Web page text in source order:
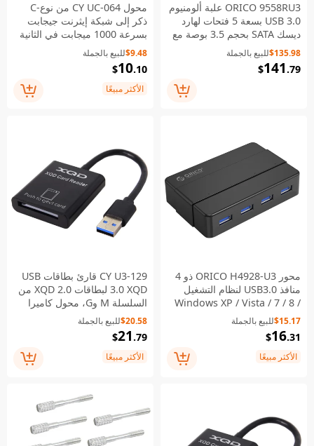
ORICO 9558RU3 علبة ألومنيوم
USB 3.0 بسعة 5 فتحات لهارد
ديسك SATA بحجم 3.5 بوصة مع
وظيفة RAID - قابس أوروبي
$135.98للبيع بالجملة
$141 .79
محول CY UC-064 من نوع-C
ذكر إلى شبكة إيثرنت جيجابت
بسرعة 1000 ميجابت في الثانية
للحاسوب المحمول - أسود
$9.48للبيع بالجملة
$10.10
الأكثر مبيعًا
محور ORICO H4928-U3 ذو 4
منافذ USB3.0 لنظام التشغيل
Windows XP / Vista / 7 / 8 /
قابس الاتحاد الأوروبي
$15.17للبيع بالجملة
$16.31
الأكثر مبيعًا
CY U3-129 قارئ بطاقات USB
3.0 XQD لبطاقات XQD 2.0 من
السلسلة M وG، محول كاميرا
ميجابايت/ثانية
$20.58للبيع بالجملة
$21 .79
الأكثر مبيعًا